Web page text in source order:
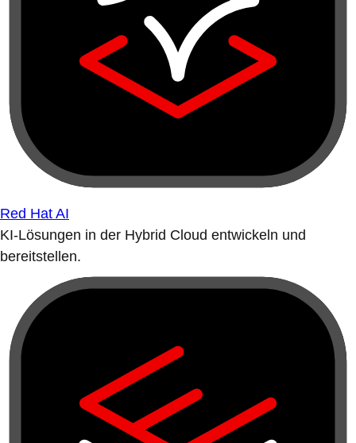
Red Hat AI
KI-Lösungen in der Hybrid Cloud entwickeln und
bereitstellen.